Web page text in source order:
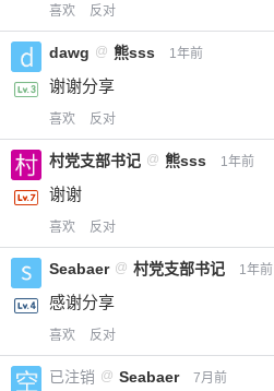
喜欢 反对
dawg @ 熊sss 1年前
谢谢分享
喜欢 反对
村党支部书记 @ 熊sss 1年前
谢谢
喜欢 反对
Seabaer @ 村党支部书记 1年前
感谢分享
喜欢 反对
已注销 @ Seabaer 7月前